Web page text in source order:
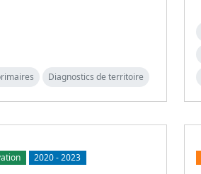
Diagnostics de territoire
2020-2023